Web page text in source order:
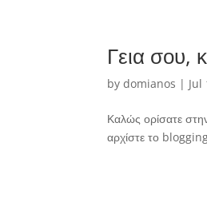
Γεια σου,
bydomianos | Jul
Καλώς ορίσατε
αρχίστε το